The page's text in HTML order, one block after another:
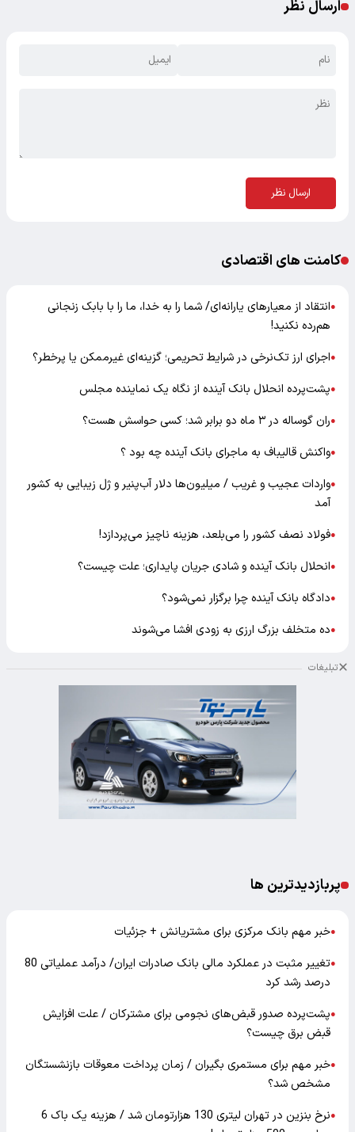
ارسال نظر
ارسال نظر
کامنت های اقتصادی
●انتقاد از معیارهای یارانه‌ای/ شما را به خدا، ما را با بابک زنجانی
هم‌رده نکنید!
●اجرای ارز تک‌نرخی در شرایط تحریمی؛ گزینه‌ای غیرممکن یا پرخطر؟
●پشت‌پرده انحلال بانک آینده از نگاه یک نماینده مجلس
●ران گوساله در ۳ ماه دو برابر شد؛ کسی حواسش هست؟
●واکنش قالیباف به ماجرای بانک آینده چه بود ؟
●واردات عجیب و غریب / میلیون‌ها دلار آب‌پنیر و ژل زیبایی به کشور
آمد
●فولاد نصف کشور را می‌بلعد، هزینه ناچیز می‌پردازد!
●انحلال بانک آینده و شادی جریان پایداری؛ علت چیست؟
●دادگاه بانک آینده چرا برگزار نمی‌شود؟
●ده متخلف بزرگ ارزی به زودی افشا می‌شوند
تبلیغات
پربازدیدترین ها
●خبر مهم بانک مرکزی برای مشتریانش + جزئیات
●
تغییر مثبت در عملکرد مالی بانک صادرات ایران/ درآمد عملیاتی 80
درصد رشد کرد
●پشت‌پرده صدور قبض‌های نجومی برای مشترکان / علت افزایش
قبض برق چیست؟
●خبر مهم برای مستمری بگیران / زمان پرداخت معوقات بازنشستگان
مشخص شد؟
●
نرخ بنزین در تهران لیتری 130 هزارتومان شد / هزینه یک باک 6